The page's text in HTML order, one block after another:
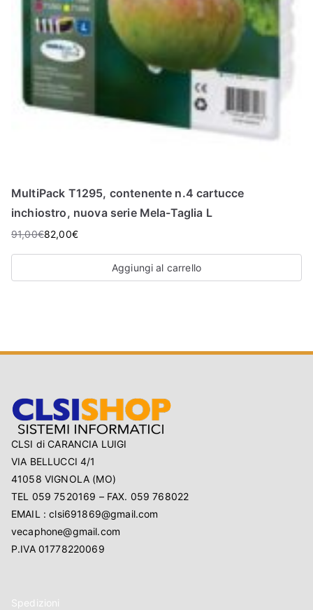
MultiPack T1295, contenente n.4 cartucce
inchiostro, nuova serie Mela-Taglia L
91,00€82,00€
Aggiungi al carrello
CLSI di CARANCIA LUIGI
VIA BELLUCCI 4/1
41058 VIGNOLA (MO)
TEL 059 7520169 – FAX. 059 768022
EMAIL : clsi691869@gmail.com
vecaphone@gmail.com
P.IVA 01778220069
Spedizioni